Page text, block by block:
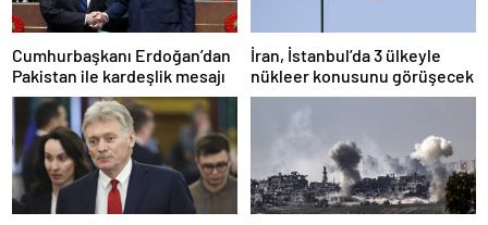
Cumhurbaşkanı Erdoğan’dan
Pakistan ile kardeşlik mesajı
İran, İstanbul’da 3 ülkeyle
nükleer konusunu görüşecek